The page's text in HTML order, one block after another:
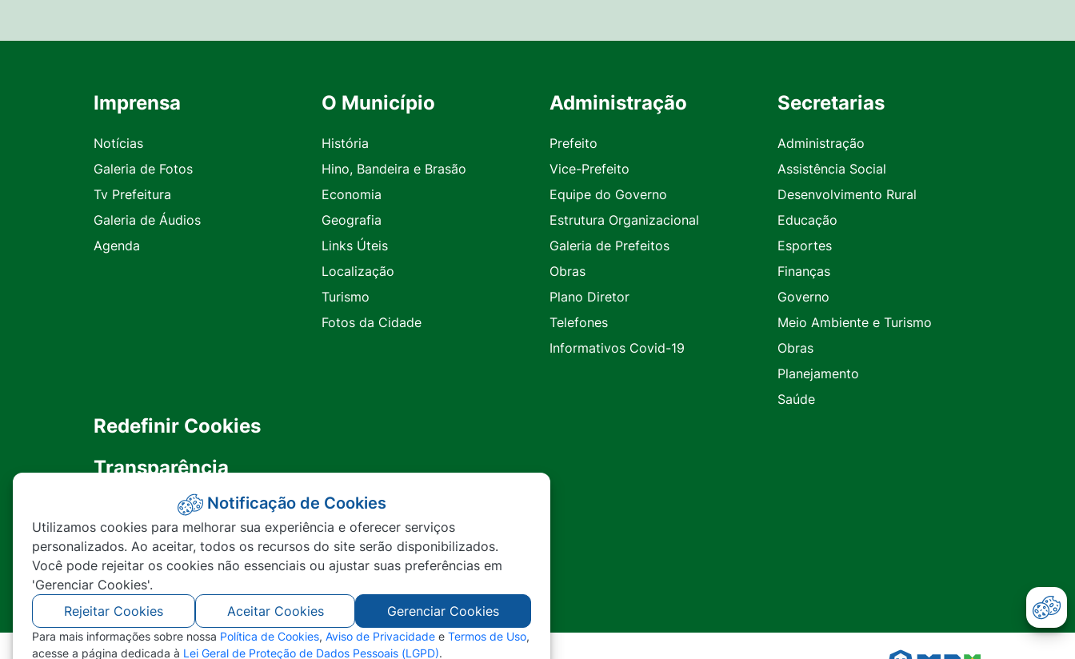
Seção do Rodapé e Contato
Imprensa
Notícias
Galeria de Fotos
Tv Prefeitura
Galeria de Áudios
Agenda
O Município
História
Hino, Bandeira e Brasão
Economia
Geografia
Links Úteis
Localização
Turismo
Fotos da Cidade
Administração
Prefeito
Vice-Prefeito
Equipe do Governo
Estrutura Organizacional
Galeria de Prefeitos
Obras
Plano Diretor
Telefones
Informativos Covid-19
Secretarias
Administração
Assistência Social
Desenvolvimento Rural
Educação
Esportes
Finanças
Governo
Meio Ambiente e Turismo
Obras
Planejamento
Saúde
Redefinir Cookies
Transparência
Ouvidoria
SIC
Notificação de Cookies
Utilizamos cookies para melhorar sua experiência e oferecer serviços
personalizados. Ao aceitar, todos os recursos do site serão disponibilizados.
Você pode rejeitar os cookies não essenciais ou ajustar suas preferências em
'Gerenciar Cookies'.
Rejeitar Cookies
Aceitar Cookies Gerenciar Cookies
Para mais informações sobre nossa Política de Cookies, Aviso de Privacidade e Termos de Uso,
acesse a página dedicada à Lei Geral de Proteção de Dados Pessoais (LGPD).